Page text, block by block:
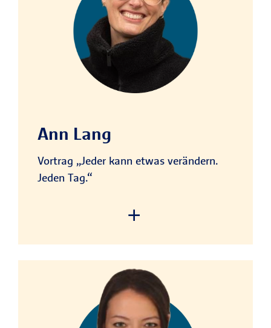
This content is not permitted
to load due to trackers that
are not disclosed to the visitor.
The website owner needs to
setup the site with their CMP
Powered by
Management Platform
Ann Lang
Vortrag „Jeder kann etwas verändern.
Jeden Tag.“
We need your consent to
load the service!